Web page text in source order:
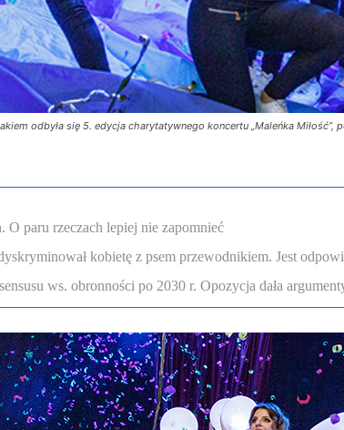
odbyła się 5. edycja charytatywnego koncertu „Maleńka
O paru rzeczach lepiej nie zapomnieć
kobietę z psem przewodnikiem. Jest
ws. obronności po 2030 r. Opozycja dała